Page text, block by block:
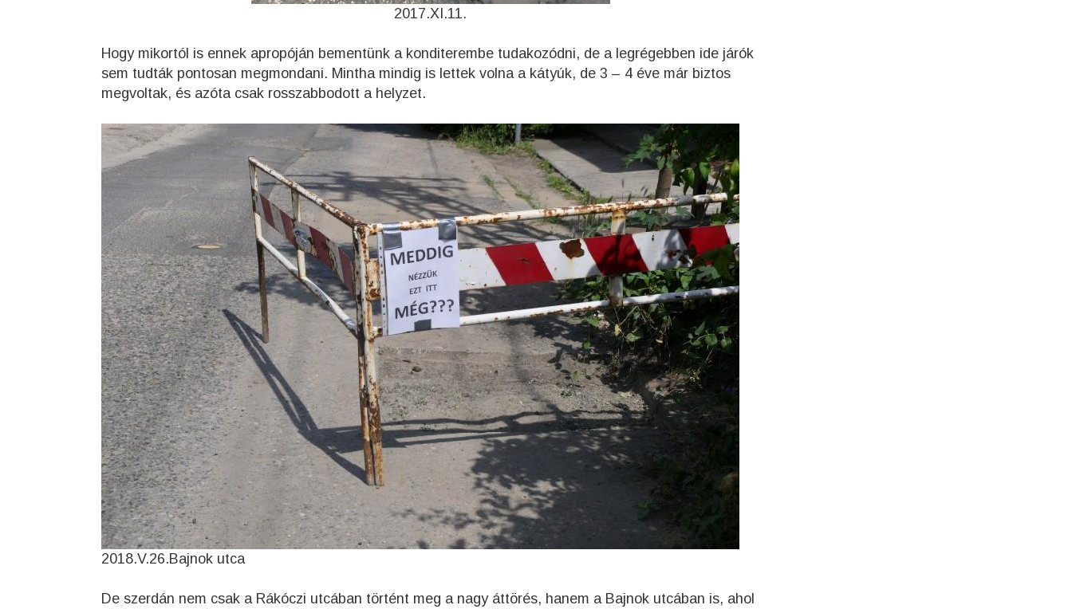
2017.XI.11.
Hogy mikortól is ennek apropóján bementünk a konditerembe tudakozódni, de a legrégebben ide járók
sem tudták pontosan megmondani. Mintha mindig is lettek volna a kátyúk, de 3 – 4 éve már biztos
megvoltak, és azóta csak rosszabbodott a helyzet.
2018.V.26.Bajnok utca
De szerdán nem csak a Rákóczi utcában történt meg a nagy áttörés, hanem a Bajnok utcában is, ahol